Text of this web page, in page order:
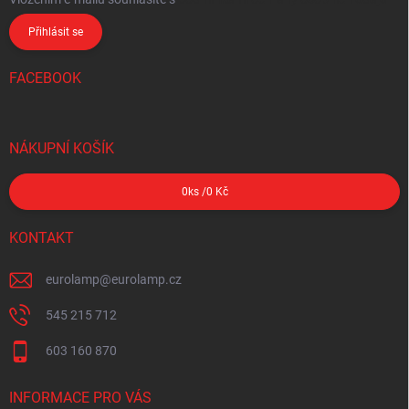
Přihlásit se
FACEBOOK
NÁKUPNÍ KOŠÍK
0 ks /0 Kč
KONTAKT
eurolamp@eurolamp.cz
545 215 712
603 160 870
INFORMACE PRO VÁS